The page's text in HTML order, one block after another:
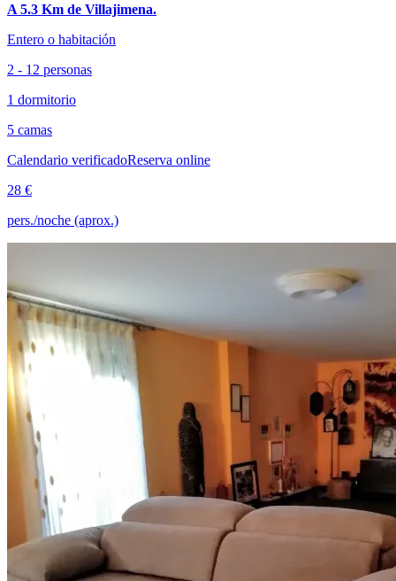
A 5.3 Km de Villajimena.
Entero o habitación
2 - 12 personas
1 dormitorio
5 camas
Calendario verificadoReserva online
28 €
pers./noche (aprox.)